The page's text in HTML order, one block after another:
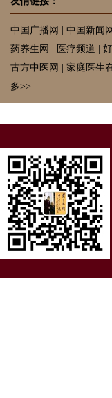
中国广播网 中国新闻网
药养生网
医疗频道
古方中医网
家庭医生
多>>